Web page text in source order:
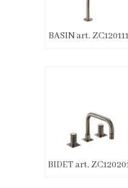
BASIN art. ZC120111
BIDET art.